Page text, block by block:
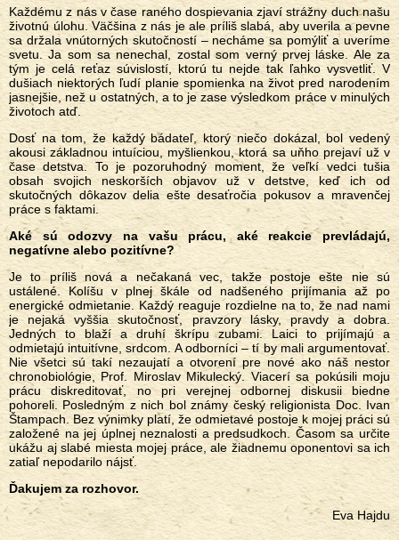
Každému z nás v čase raného dospievania zjaví strážny duch našu
životnú úlohu. Väčšina z nás je ale príliš slabá, aby uverila a pevne
sa držala vnútorných skutočností – necháme sa pomýliť a uveríme
svetu. Ja som sa nenechal, zostal som verný prvej láske. Ale za
tým je celá reťaz súvislostí, ktorú tu nejde tak ľahko vysvetliť. V
dušiach niektorých ľudí planie spomienka na život pred narodením
jasnejšie, než u ostatných, a to je zase výsledkom práce v minulých
životoch atď.
Dosť na tom, že každý bádateľ, ktorý niečo dokázal, bol vedený
akousi základnou intuíciou, myšlienkou, ktorá sa uňho prejaví už v
čase detstva. To je pozoruhodný moment, že veľkí vedci tušia
obsah svojich neskorších objavov už v detstve, keď ich od
skutočných dôkazov delia ešte desaťročia pokusov a mravenčej
práce s faktami.
Aké sú odozvy na vašu prácu, aké reakcie prevládajú,
negatívne alebo pozitívne?
Je to príliš nová a nečakaná vec, takže postoje ešte nie sú
ustálené. Kolíšu v plnej škále od nadšeného prijímania až po
energické odmietanie. Každý reaguje rozdielne na to, že nad nami
je nejaká vyššia skutočnosť, pravzory lásky, pravdy a dobra.
Jedných to blaží a druhí škrípu zubami. Laici to prijímajú a
odmietajú intuitívne, srdcom. A odborníci – tí by mali argumentovať.
Nie všetci sú takí nezaujatí a otvorení pre nové ako náš nestor
chronobiológie, Prof. Miroslav Mikulecký. Viacerí sa pokúsili moju
prácu diskreditovať, no pri verejnej odbornej diskusii biedne
pohoreli. Posledným z nich bol známy český religionista Doc. Ivan
Štampach. Bez výnimky platí, že odmietavé postoje k mojej práci sú
založené na jej úplnej neznalosti a predsudkoch. Časom sa určite
ukážu aj slabé miesta mojej práce, ale žiadnemu oponentovi sa ich
zatiaľ nepodarilo nájsť.
Ďakujem za rozhovor.
Eva Hajdu